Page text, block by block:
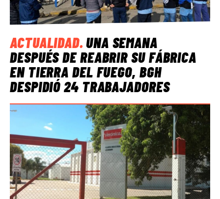
ACTUALIDAD.UNA SEMANA
DESPUÉS DE REABRIR SU FÁBRICA
EN TIERRA DEL FUEGO, BGH
DESPIDIÓ 24 TRABAJADORES